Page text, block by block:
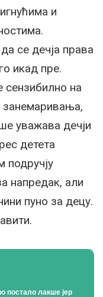
и
се дечја права
икад пре.
сензибилно на
уважава дечји
детета
подручју
напредак, али
пуно за децу.
постало лакше јер